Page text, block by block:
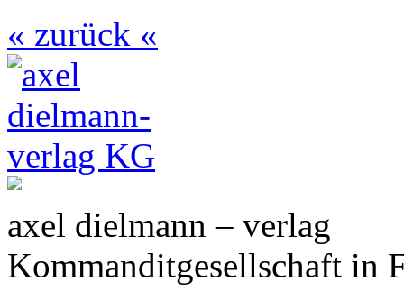
« zurück «
axel dielmann – verlag
Kommanditgesellschaft in